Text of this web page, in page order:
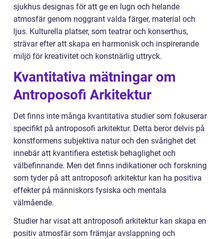
sjukhus designas för att ge en lugn och helande
atmosfär genom noggrant valda färger, material och
ljus. Kulturella platser, som teatrar och konserthus,
strävar efter att skapa en harmonisk och inspirerande
miljö för kreativitet och konstnärlig uttryck.
Kvantitativa mätningar om
Antroposofi Arkitektur
Det finns inte många kvantitativa studier som fokuserar
specifikt på antroposofi arkitektur. Detta beror delvis på
konstformens subjektiva natur och den svårighet det
innebär att kvantifiera estetisk behaglighet och
välbefinnande. Men det finns indikationer och forskning
som tyder på att antroposofi arkitektur kan ha positiva
effekter på människors fysiska och mentala
välmående.
Studier har visat att antroposofi arkitektur kan skapa en
positiv atmosfär som främjar avslappning och